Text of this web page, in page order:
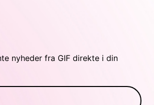
nyheder fra GIF direkte i din